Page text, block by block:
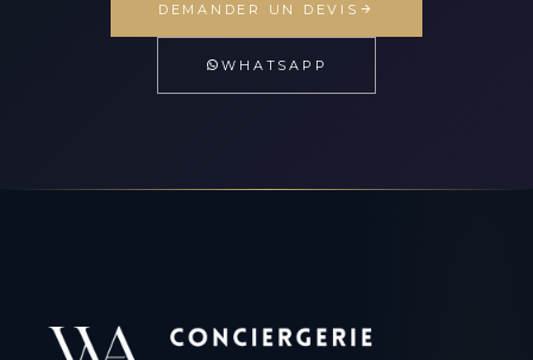
DEMANDER UN DEVIS
WHATSAPP